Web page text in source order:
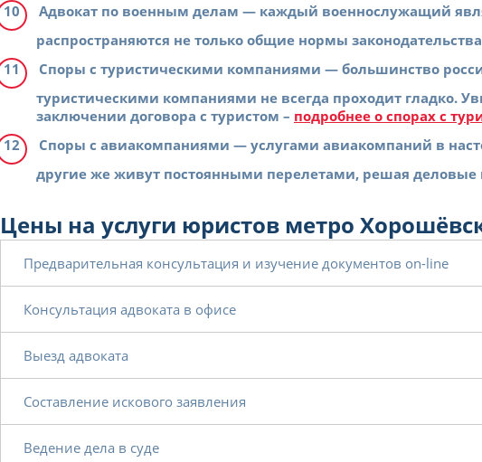
Адвокат по военным делам — каждый военнослужащий
распространяются не только общие нормы
Споры с туристическими компаниями — большинство
туристическими компаниями не всегда проходит гладко.
заключении договора с туристом – подробнее о спорах с
Споры с авиакомпаниями — услугами авиакомпаний в
другие же живут постоянными перелетами, решая деловые
Цены на услуги юристов метро
Предварительная консультация и изучение документов on-line
Консультация адвоката в офисе
Выезд адвоката
Составление искового заявления
Ведение дела в суде